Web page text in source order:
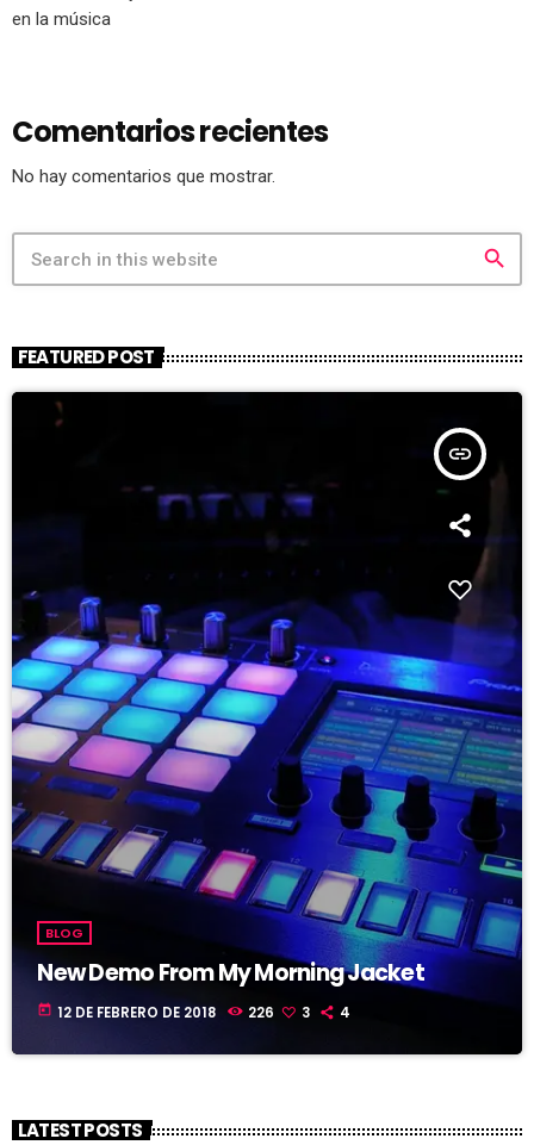
en la música
Comentarios recientes
No hay comentarios que mostrar.
search
FEATURED POST
insert_link
BLOG
New Demo From My Morning Jacket
today 12 DE FEBRERO DE 2018 226 3 4
LATEST POSTS